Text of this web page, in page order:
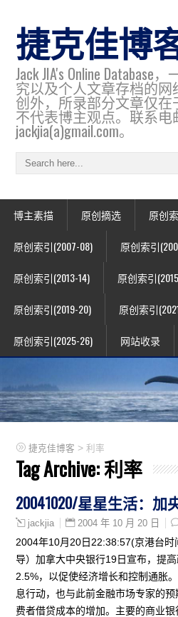
捷克佳博
Jack JIA's Online Database
究以及个人文章存档的
创外，所录部分文章仅
不代表博主观点。联系电
jackjia(a)gmail.com。
博主素描 原创摘选 原创
原创索引(2007-08) 原创索引
原创索引(2013-14) 原创索引
原创索引(2019-20) 原创索引
原创索引(2025-26) 网站收录
捷克佳博客 > 利率
Tag Archive:利率
20041020/星星生活：加
jackjia 2004 年 10 月 20 日
2004年10月20日22:38:57(京港台
导）加拿大中央银行19日宣布，提
2.5%，以促使经济增长和控制通胀
息行动，也与此前金融市场专家的
费者借贷成本的增加。主要的商业